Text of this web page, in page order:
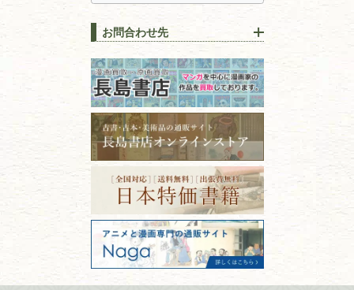
趣味・教養
書道
拓本・法帖・碑帖
篆刻・印譜
書道具
美術書・アート本・
デザイン本
カメラ・撮影術
版画・リトグラフ・
上手な売り方のコツを解説
因！適切な管理で長持ちさせ
るコツ
古本は汚れていると買取でき
ない？適切な保管方法とクリ
ーニング！
ISBNコードとは？書籍の識別
番号の意味と役割を解説
価値ある古書を売るポイント
と注意点
山梨県
新潟県
長野県
愛知県
石川県
福井県
福島県
富山県
青森県
岩手県
宮城県
秋田県
山形県
岐阜県
三重県
滋賀県
京都府
大阪府
兵庫県
奈良県
お問合わせ先
古本買取専門店 長島書店
〒101-0051
東京都千代田区神田神保町2-5-1
フリーダイヤル：0120-414-548
電話：03-3512-8115
FAX：03-3512-8116
古物商許可：東京都公安委員会 第
301028901712号
古物商名称：有限会社長島書店